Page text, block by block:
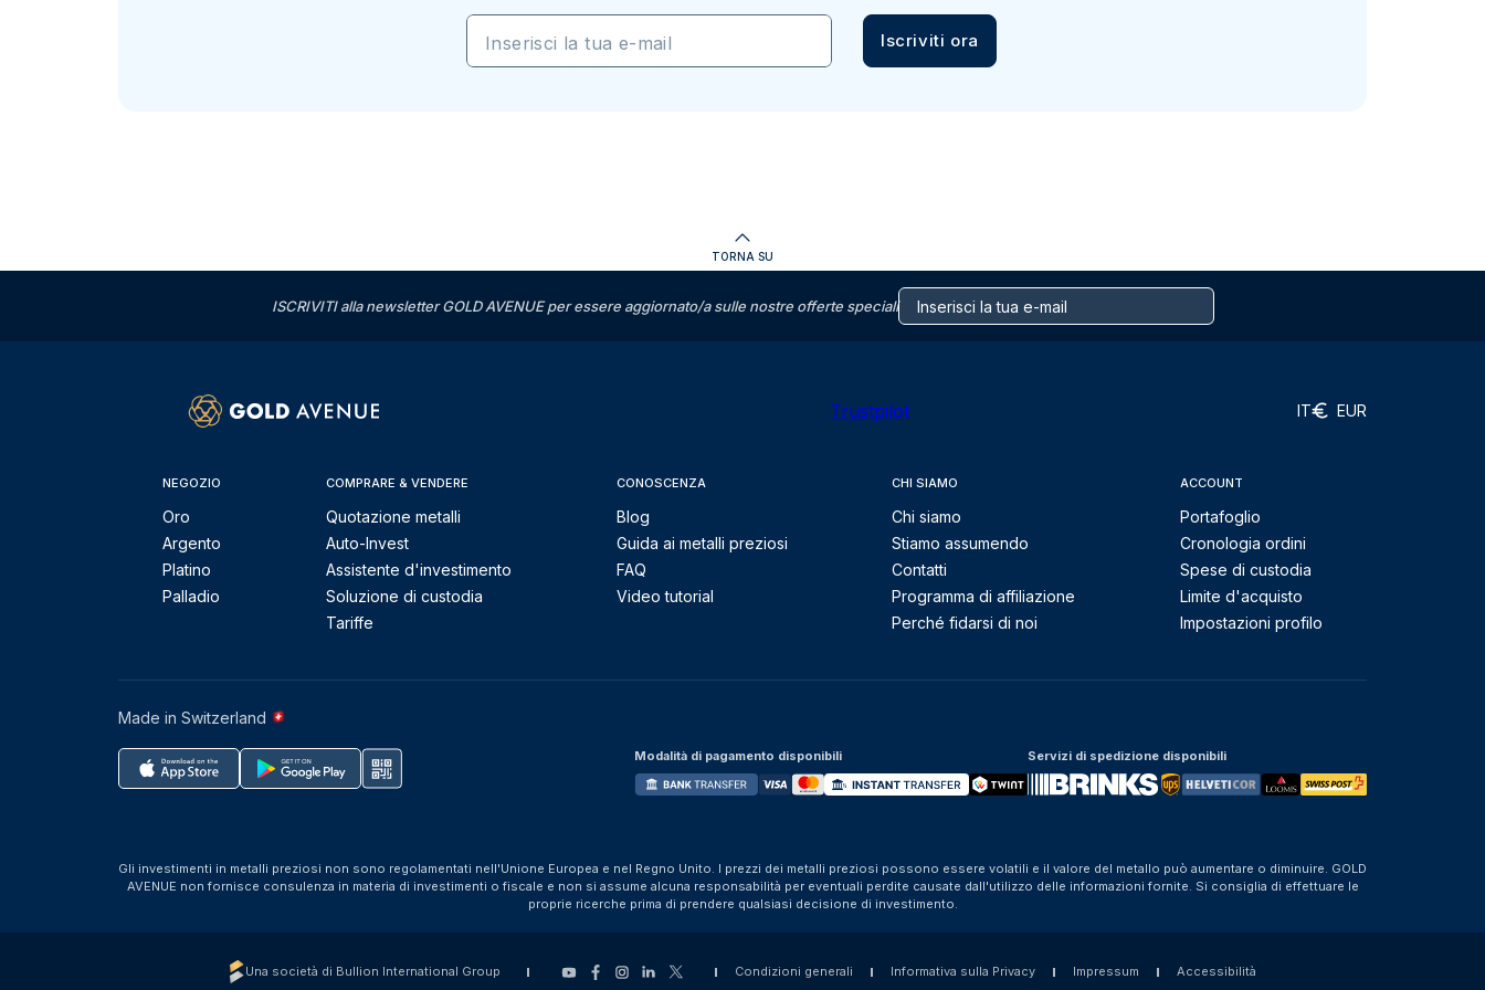
Inserisci la tua e-mail Iscriviti ora
TORNA SU
ISCRIVITI alla newsletter GOLD AVENUE per essere aggiornato/a sulle nostre offerte speciali
Trustpilot IT EUR
NEGOZIO
Oro
Argento
Platino
Palladio
COMPRARE & VENDERE
Quotazione metalli
Auto-Invest
Assistente d'investimento
Soluzione di custodia
Tariffe
CONOSCENZA
Blog
Guida ai metalli preziosi
FAQ
Video tutorial
CHI SIAMO
Chi siamo
Stiamo assumendo
Contatti
Programma di affiliazione
Perché fidarsi di noi
ACCOUNT
Portafoglio
Cronologia ordini
Spese di custodia
Limite d'acquisto
Impostazioni profilo
Made in Switzerland
Modalità di pagamento disponibili Servizi di spedizione disponibili
Gli investimenti in metalli preziosi non sono regolamentati nell'Unione Europea e nel Regno Unito. I prezzi dei metalli preziosi possono essere volatili e il valore del metallo può aumentare o diminuire. GOLD
AVENUE non fornisce consulenza in materia di investimenti o fiscale e non si assume alcuna responsabilità per eventuali perdite causate dall'utilizzo delle informazioni fornite. Si consiglia di effettuare le
proprie ricerche prima di prendere qualsiasi decisione di investimento.
Una società di Bullion International Group Condizioni generali Informativa sulla Privacy Impressum Accessibilità